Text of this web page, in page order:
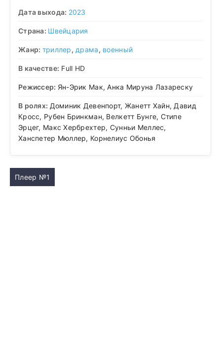
Дата выхода: 2023
Страна: Швейцария
Жанр: триллер, драма, военный
В качестве: Full HD
Режиссер: Ян-Эрик Мак, Анка Мируна Лазареску
В ролях: Доминик Девенпорт, Жанетт Хайн, Давид
Кросс, Рубен Бринкман, Велкетт Бунге, Стипе
Эрцег, Макс Хербрехтер, Сунньи Меллес,
Ханспетер Мюллер, Корнелиус Обонья
Плеер №1